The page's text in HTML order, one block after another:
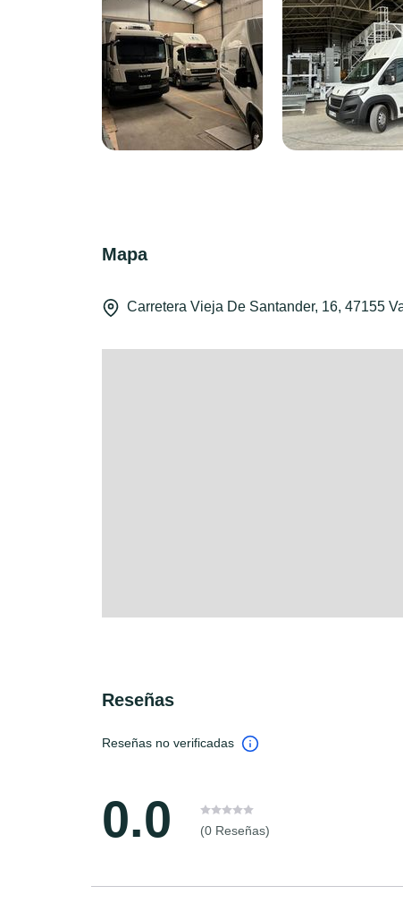
Mapa
Carretera Vieja De Santander, 16, 47155
Reseñas
Reseñas no verificadas
0.0 (0 Reseñas)